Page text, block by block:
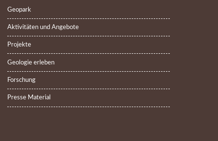
Geopark
Aktivitäten und Angebote
Projekte
Geologie erleben
Forschung
Presse Material